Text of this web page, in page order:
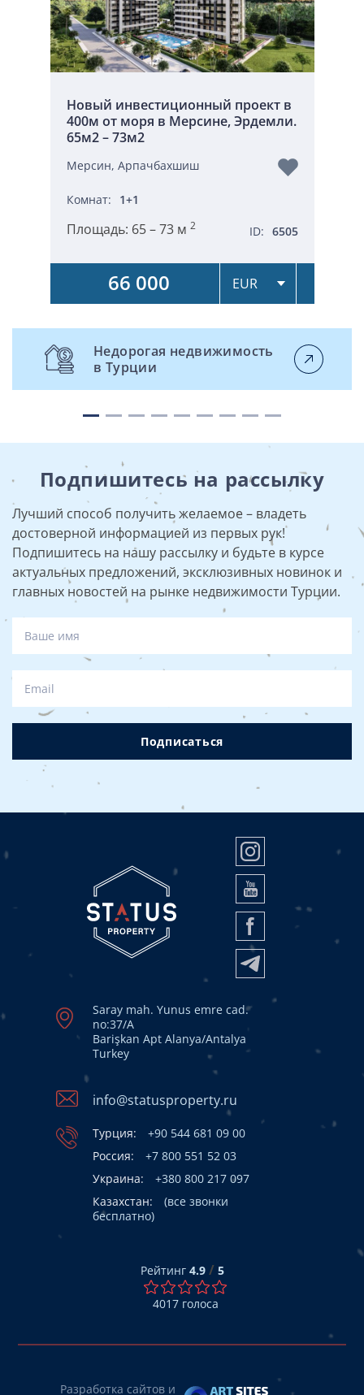
Новый инвестиционный проект в
400м от моря в Мерсине, Эрдемли.
65м2 – 73м2
Мерсин, Арпачбахшиш
Комнат: 1+1
Площадь: 65 – 73 м 2 ID: 6505
66 000
Недорогая недвижимость
в Турции
Подпишитесь на рассылку
Лучший способ получить желаемое – владеть
достоверной информацией из первых рук!
Подпишитесь на нашу рассылку и будьте в курсе
актуальных предложений, эксклюзивных новинок и
главных новостей на рынке недвижимости Турции.
Подписаться
Saray mah. Yunus emre cad.
no:37/A
Barişkan Apt Alanya/Antalya
Turkey
info@statusproperty.ru
Турция:
+90 544 681 09 00
Россия:
+7 800 551 52 03
Украина:
+380 800 217 097
Казахстан:
(все звонки
бесплатно)
Рейтинг 4.9/ 5
4017 голоса
Разработка сайтов и